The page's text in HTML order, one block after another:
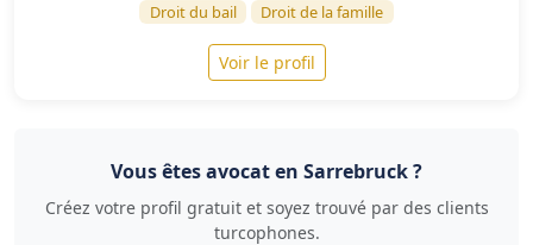
Droit du bail Droit de la famille
Voir le profil
Vous êtes avocat en Sarrebruck ?
Créez votre profil gratuit et soyez trouvé par des clients
turcophones.